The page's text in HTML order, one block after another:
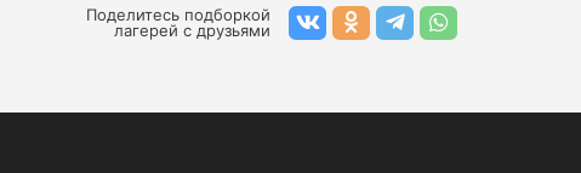
Поделитесь подборкой
лагерей с друзьями